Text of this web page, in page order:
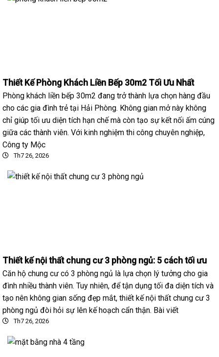
Thiết Kế Phòng Khách Liền Bếp 30m2 Tối Ưu Nhất
Phòng khách liền bếp 30m2 đang trở thành lựa chọn hàng đầu
cho các gia đình trẻ tại Hải Phòng. Không gian mở này không
chỉ giúp tối ưu diện tích hạn chế mà còn tạo sự kết nối ấm cúng
giữa các thành viên. Với kinh nghiệm thi công chuyên nghiệp,
Công ty Mộc
Th7 26, 2026
Thiết kế nội thất chung cư 3 phòng ngủ: 5 cách tối ưu
Căn hộ chung cư có 3 phòng ngủ là lựa chọn lý tưởng cho gia
đình nhiều thành viên. Tuy nhiên, để tận dụng tối đa diện tích và
tạo nên không gian sống đẹp mắt, thiết kế nội thất chung cư 3
phòng ngủ đòi hỏi sự lên kế hoạch cẩn thận. Bài viết
Th7 26, 2026